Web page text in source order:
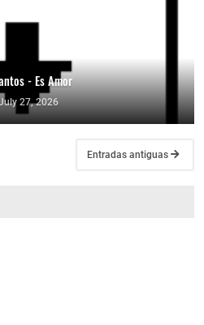
- Es Amor
27, 2026
Entradas antiguas